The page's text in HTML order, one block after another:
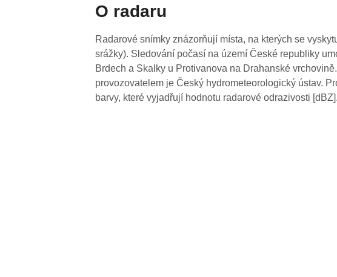
O radaru
Radarové snímky znázorňují místa, na kterých se
srážky). Sledování počasí na území České republiky
Brdech a Skalky u Protivanova na Drahanské
provozovatelem je Český hydrometeorologický ústav.
barvy, které vyjadřují hodnotu radarové odrazivosti